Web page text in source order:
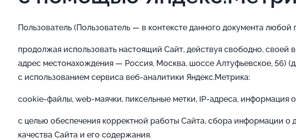
Пользователь (Пользователь — в контексте данного документа
продолжая использовать настоящий Сайт, действуя свободно,
адрес местонахождения — Россия, Москва, шоссе Алтуфьевское, 56)
с использованием сервиса веб-аналитики Яндекс.Метрика:
cookie-файлы, web-маячки, пиксельные метки, IP-адреса, информация
с целью обеспечения корректной работы Сайта, сбора информации о
качества Сайта и его содержания.